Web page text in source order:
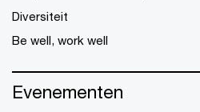
Diversiteit
Be well, work well
Evenementen